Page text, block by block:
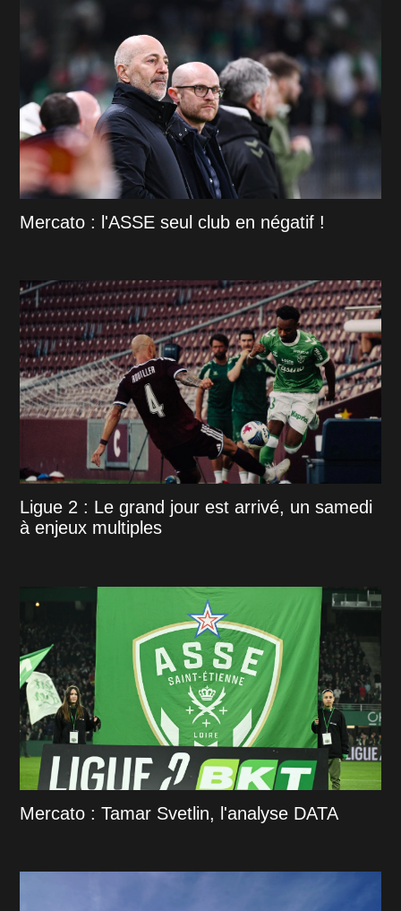
Mercato : l'ASSE seul club en négatif !
Ligue 2 : Le grand jour est arrivé, un samedi
à enjeux multiples
Mercato : Tamar Svetlin, l'analyse DATA